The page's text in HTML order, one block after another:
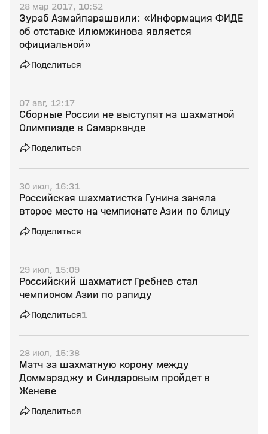
28 мар 2017, 10:52
Зураб Азмайпарашвили: «Информация ФИДЕ
об отставке Илюмжинова является
официальной»
Поделиться
07 авг, 12:17
Сборные России не выступят на шахматной
Олимпиаде в Самарканде
Поделиться
30 июл, 16:31
Российская шахматистка Гунина заняла
второе место на чемпионате Азии по блицу
Поделиться
29 июл, 15:09
Российский шахматист Гребнев стал
чемпионом Азии по рапиду
Поделиться1
28 июл, 15:38
Матч за шахматную корону между
Доммараджу и Синдаровым пройдет в
Женеве
Поделиться